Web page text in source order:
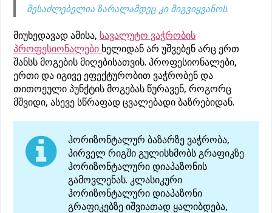
შესაძლებელია ზარალამდეც კი მიგვიყვანოს.
მიუხედავად ამისა, სავალუტო ვაჭრობის
პროფესიონალები ხელიდან არ უშვებენ არც ერთ
შანსს მოგების მიღებისათვის. პროფესიონალები,
ერთი და იგივე ეფექტურობით ვაჭრობენ და
თითოეული პუნქტის მოგებას წურავენ, როგორც
მშვიდი, ასევე სწრაფად ცვალებადი ბაზრებიდან.
ჰორიზონტალურ ბაზარზე ვაჭრობა,
პირველ რიგში გულისხმობს გრაფიკზე
ჰორიზონტალური დიაპაზონის
გამოვლენას. კლასიკური
ჰორიზონტალური დიაპაზონი
გრაფიკებზე იშვიათად ყალიბდება,